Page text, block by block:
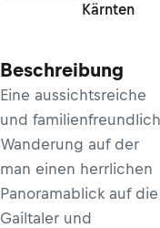
Kärnten
Beschreibung
Eine aussichtsreiche
und
Wanderung auf der
man einen herrlichen
Panoramablick auf die
Gailtaler und